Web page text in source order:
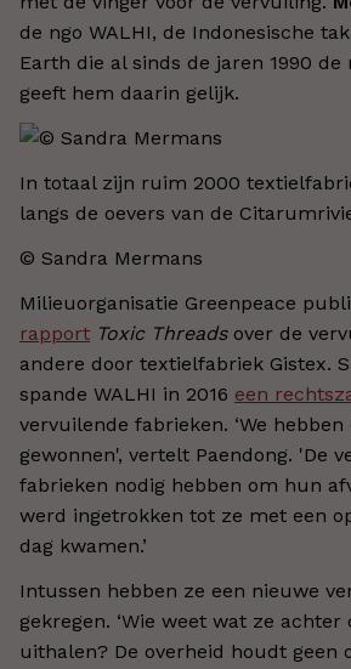
de ngo WALHI, de Indonesische
Earth die al sinds de jaren 1990
geeft hem daarin gelijk.
In totaal zijn ruim 2000
langs de oevers van de
© Sandra Mermans
Milieuorganisatie Greenpeace
rapport Toxic Threadsover de
andere door textielfabriek Gistex.
spande WALHI in 2016 een
vervuilende fabrieken. ‘We hebben
gewonnen', vertelt Paendong. 'De
fabrieken nodig hebben om hun
werd ingetrokken tot ze met een
dag kwamen.’
Intussen hebben ze een nieuwe
gekregen. ‘Wie weet wat ze
uithalen? De overheid houdt geen